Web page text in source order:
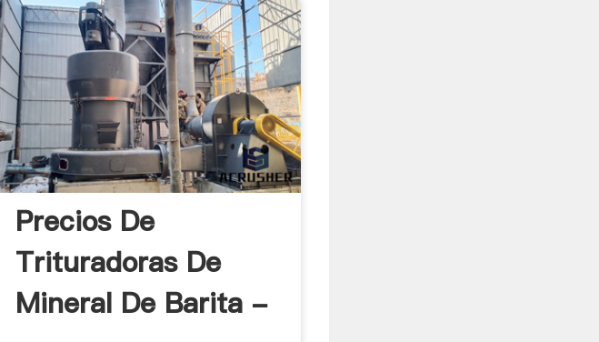
Precios De
Trituradoras De
Mineral De Barita -